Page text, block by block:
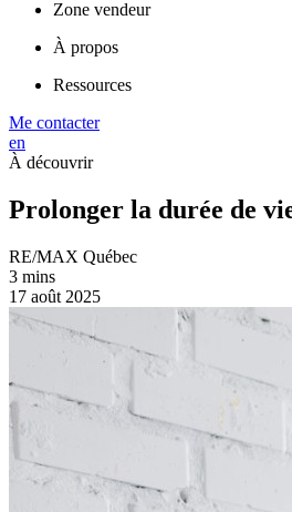
Zone vendeur
À propos
Ressources
Me contacter
en
À découvrir
Prolonger la durée de
RE/MAX Québec
3 mins
17 août 2025